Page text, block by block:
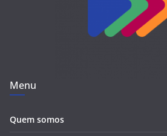
Menu
Quem somos